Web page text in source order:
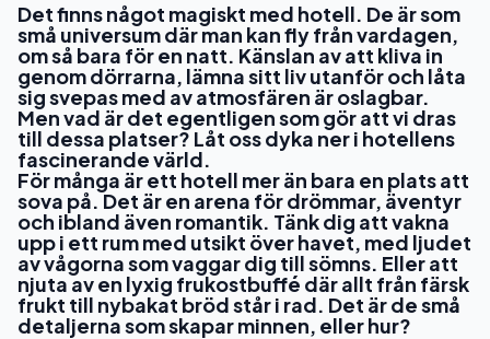
Det finns något magiskt med hotell. De är som
små universum där man kan fly från vardagen,
om så bara för en natt. Känslan av att kliva in
genom dörrarna, lämna sitt liv utanför och låta
sig svepas med av atmosfären är oslagbar.
Men vad är det egentligen som gör att vi dras
till dessa platser? Låt oss dyka ner i hotellens
fascinerande värld.
För många är ett hotell mer än bara en plats att
sova på. Det är en arena för drömmar, äventyr
och ibland även romantik. Tänk dig att vakna
upp i ett rum med utsikt över havet, med ljudet
av vågorna som vaggar dig till sömns. Eller att
njuta av en lyxig frukostbuffé där allt från färsk
frukt till nybakat bröd står i rad. Det är de små
detaljerna som skapar minnen, eller hur?